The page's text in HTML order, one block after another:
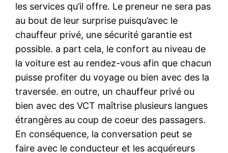
les services qu’il offre. Le preneur ne sera pas
au bout de leur surprise puisqu’avec le
chauffeur privé, une sécurité garantie est
possible. a part cela, le confort au niveau de
la voiture est au rendez-vous afin que chacun
puisse profiter du voyage ou bien avec des la
traversée. en outre, un chauffeur privé ou
bien avec des VCT maîtrise plusieurs langues
étrangères au coup de coeur des passagers.
En conséquence, la conversation peut se
faire avec le conducteur et les acquéreurs